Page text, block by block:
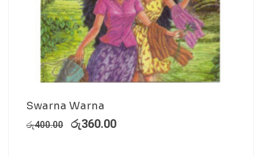
Swarna Warna
රු400.00 රු360.00